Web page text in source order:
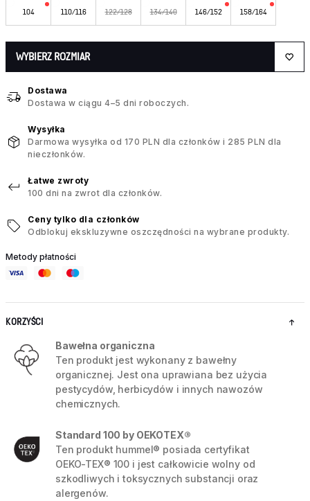
104 110/116 122/128 134/140 146/152 158/164
WYBIERZ ROZMIAR
Dostawa
Dostawa w ciągu 4–5 dni roboczych.
Wysyłka
Darmowa wysyłka od 170 PLN dla członków i 285 PLN dla
nieczłonków.
Łatwe zwroty
100 dni na zwrot dla członków.
Ceny tylko dla członków
Odblokuj ekskluzywne oszczędności na wybrane produkty.
Metody płatności
KORZYŚCI
Bawełna organiczna
Ten produkt jest wykonany z bawełny
organicznej. Jest ona uprawiana bez użycia
pestycydów, herbicydów i innych nawozów
chemicznych.
Standard 100 by OEKOTEX®
Ten produkt hummel® posiada certyfikat
OEKO-TEX® 100 i jest całkowicie wolny od
szkodliwych i toksycznych substancji oraz
alergenów.